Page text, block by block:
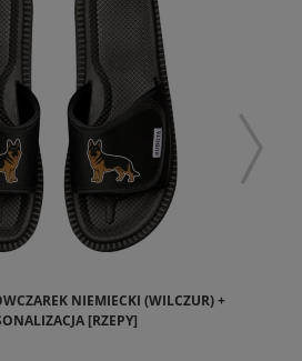
NIEMIECKI (WILCZUR) +
[RZEPY]